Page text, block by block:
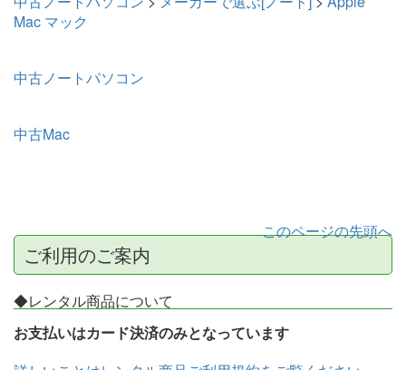
Mac マック
中古ノートパソコン
中古Mac
このページの先頭へ
ご利用のご案内
◆レンタル商品について
お支払いはカード決済のみとなっています